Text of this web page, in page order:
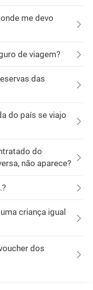
me devo
de viagem?
das
do país se viajo
do
não aparece?
criança igual
dos